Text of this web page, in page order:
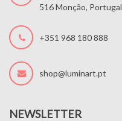
516 Monção, Portugal
+351 968 180 888
shop@luminart.pt
NEWSLETTER